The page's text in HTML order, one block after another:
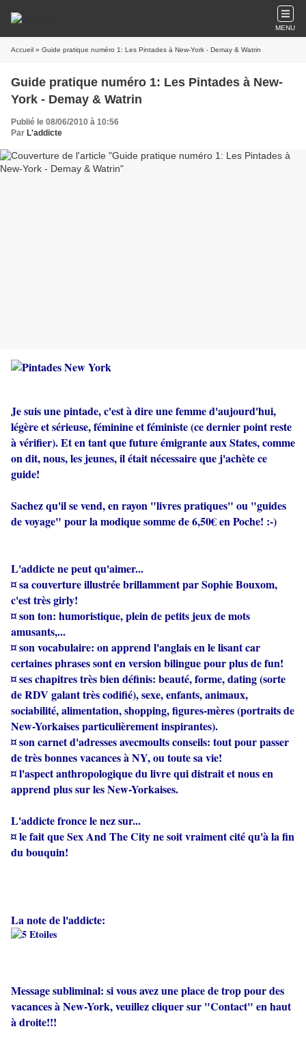
MENU
Accueil » Guide pratique numéro 1: Les Pintades à New-York - Demay & Watrin
Guide pratique numéro 1: Les Pintades à New-
York - Demay & Watrin
Publié le 08/06/2010 à 10:56
Par L'addicte
Je suis une pintade, c'est à dire une femme d'aujourd'hui,
légère et sérieuse, féminine et féministe (ce dernier point reste
à vérifier). Et en tant que future émigrante aux States, comme
on dit, nous, les jeunes, il était nécessaire que j'achète ce
guide!
Sachez qu'il se vend, en rayon "livres pratiques" ou "guides
de voyage" pour la modique somme de 6,50€ en Poche! :-)
L'addicte ne peut qu'aimer...
¤ sa couverture illustrée brillamment par Sophie Bouxom,
c'est très girly!
¤ son ton: humoristique, plein de petits jeux de mots
amusants,...
¤ son vocabulaire: on apprend l'anglais en le lisant car
certaines phrases sont en version bilingue pour plus de fun!
¤ ses chapitres très bien définis: beauté, forme, dating (sorte
de RDV galant très codifié), sexe, enfants, animaux,
sociabilité, alimentation, shopping, figures-mères (portraits de
New-Yorkaises particulièrement inspirantes).
¤ son carnet d'adresses avecmoults conseils: tout pour passer
de très bonnes vacances à NY, ou toute sa vie!
¤ l'aspect anthropologique du livre qui distrait et nous en
apprend plus sur les New-Yorkaises.
L'addicte fronce le nez sur...
¤ le fait que Sex And The City ne soit vraiment cité qu'à la fin
du bouquin!
La note de l'addicte:
Message subliminal: si vous avez une place de trop pour des
vacances à New-York, veuillez cliquer sur "Contact" en haut
à droite!!!